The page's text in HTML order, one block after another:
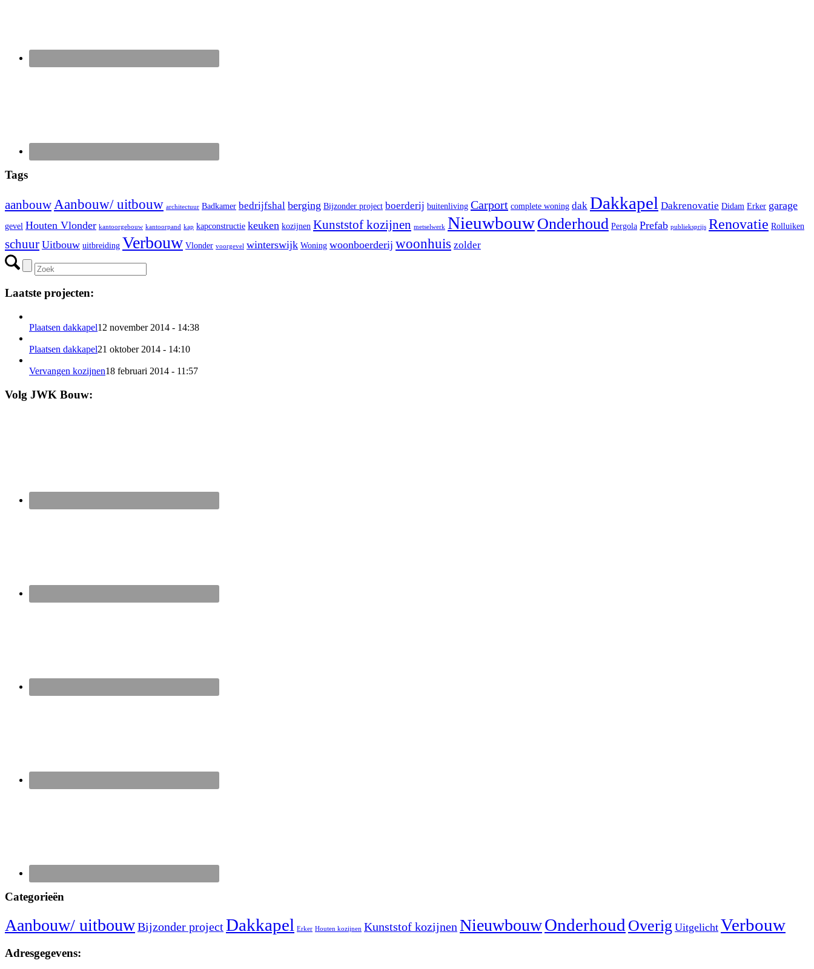
Tags
aanbouw Aanbouw/ uitbouw architectuur Badkamer bedrijfshal berging Bijzonder project boerderij buitenliving Carport complete woning dak Dakkapel Dakrenovatie Didam Erker garage
gevel Houten Vlonder kantoorgebouw kantoorpand kap kapconstructie keuken kozijnen Kunststof kozijnen metselwerk NieuwbouwOnderhoud Pergola Prefab publieksprijs Renovatie Rolluiken
schuur Uitbouw uitbreiding Verbouw Vlonder voorgevel winterswijk Woning woonboerderij woonhuis zolder
Laatste projecten:
Plaatsen dakkapel12 november 2014 - 14:38
Plaatsen dakkapel21 oktober 2014 - 14:10
Vervangen kozijnen18 februari 2014 - 11:57
Volg JWK Bouw:
Categorieën
Aanbouw/ uitbouwBijzonder projectDakkapel Erker Houten kozijnen Kunststof kozijnen NieuwbouwOnderhoud Overig Uitgelicht Verbouw
Adresgegevens: